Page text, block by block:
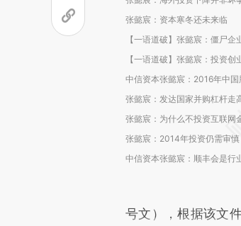
张懿宸：资本寒冬还未来临
【一语道破】张懿宸：僵尸企
【一语道破】张懿宸：投资
中信资本张懿宸：2016年中
张懿宸：发达国家并购杠杆走
张懿宸：为什么不投资互联网
张懿宸：2014年投资仍需审慎
中信资本张懿宸：顺丰会是行
号文），根据该文